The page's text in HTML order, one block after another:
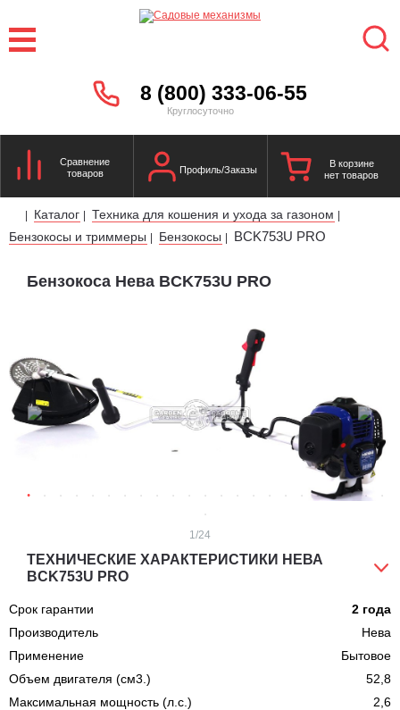
8 (800) 333-06-55
Круглосуточно
Сравнение
товаров
Профиль/Заказы
В корзине
нет товаров
| Каталог | Техника для кошения и ухода за газоном |
Бензокосы и триммеры | Бензокосы | BCK753U PRO
Бензокоса Нева BCK753U PRO
1 /24
ТЕХНИЧЕСКИЕ ХАРАКТЕРИСТИКИ НЕВА
BCK753U PRO
Срок гарантии
2 года
Производитель
Нева
Применение
Бытовое
Объем двигателя (см3.)
52,8
Максимальная мощность (л.с.)
2,6